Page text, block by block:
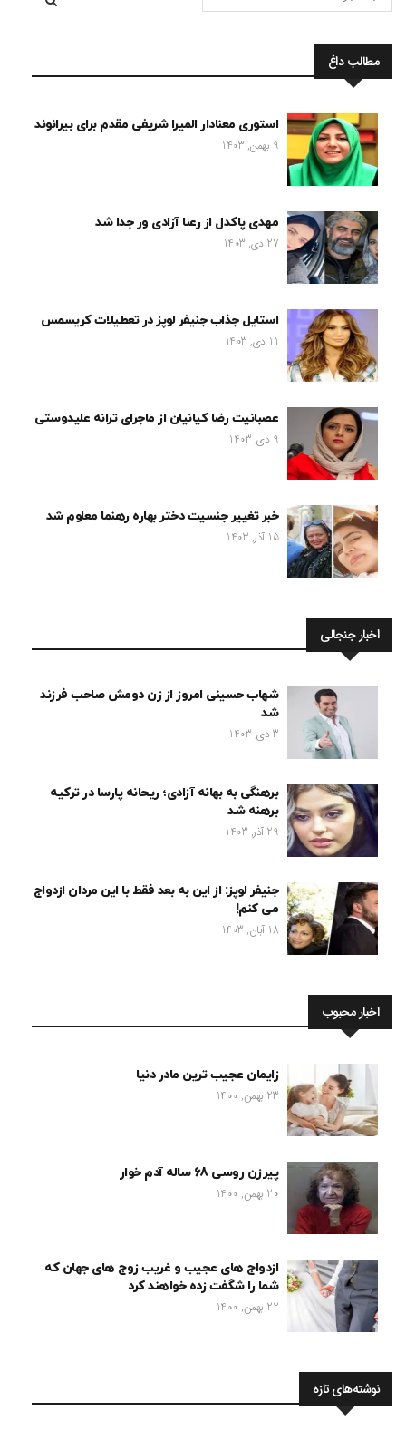
مطالب داغ
استوری معنادار المیرا شریفی مقدم برای بیرانوند
9 بهمن, 1403
مهدی پاکدل از رعنا آزادی ور جدا شد
27 دی, 1403
استایل جذاب جنیفر لوپز در تعطیلات کریسمس
11 دی, 1403
عصبانیت رضا کیانیان از ماجرای ترانه علیدوستی
9 دی, 1403
خبر تغییر جنسیت دختر بهاره رهنما معلوم شد
15 آذر, 1403
اخبار جنجالی
شهاب حسینی امروز از زن دومش صاحب فرزند
شد
3 دی, 1403
برهنگی به بهانه آزادی؛ ریحانه پارسا در ترکیه
برهنه شد
29 آذر, 1403
جنیفر لوپز: از این به بعد فقط با این مردان ازدواج
می کنم!
18 آبان, 1403
اخبار محبوب
زایمان عجیب ترین مادر دنیا
23 بهمن, 1400
پیرزن روسی 68 ساله آدم خوار
20 بهمن, 1400
ازدواج های عجیب و غریب زوج های جهان که
شما را شگفت زده خواهند کرد
22 بهمن, 1400
نوشته‌های تازه